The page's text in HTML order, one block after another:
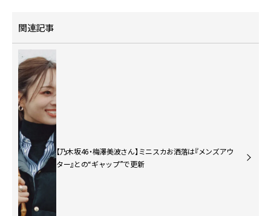
関連記事
【乃木坂46・梅澤美波さん】ミニスカお洒落は『メンズアウ
ター』との“ギャップ”で更新